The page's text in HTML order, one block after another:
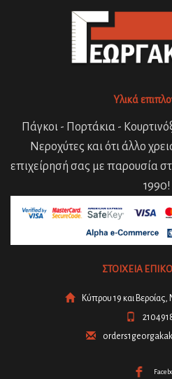
Υλικά
Πάγκοι - Πορτάκια -
Νεροχύτες και ότι άλλο
επιχείρησή σας με παρουσία
1990!
ΣΤΟΙΧΕΙΑ
Κύπρου 19 και Βεροίας,